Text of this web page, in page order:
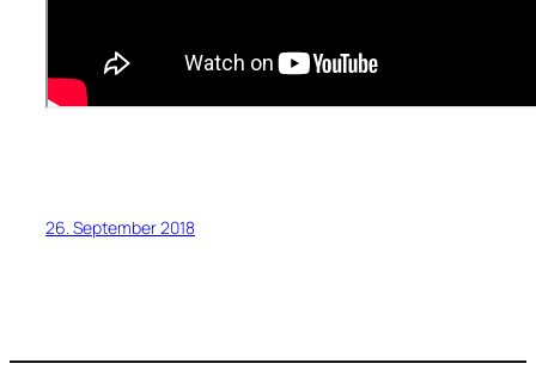
26. September 2018